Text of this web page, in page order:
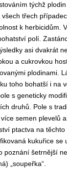
týchž
třech
k herbicidům.
polí.
asi dvakrát
a cukrovkou
plodinami.
toho bohatší i na
s geneticky
druhů. Pole s
semen plevelů
ptactva na těchto
kukuřice se
poznání šetrnější
„soupeřka“.